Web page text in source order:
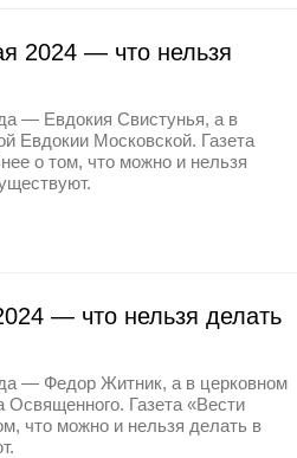
2024 — что нельзя
— Евдокия Свистунья, а в
Евдокии Московской. Газета
о том, что можно и нельзя
— что нельзя делать
— Федор Житник, а в церковном
Газета «Вести
что можно и нельзя делать в